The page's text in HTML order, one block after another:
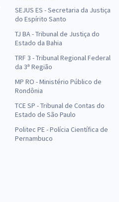
SEJUS ES - Secretaria da Justiça
do Espírito Santo
TJ BA - Tribunal de Justiça do
Estado da Bahia
TRF 3 - Tribunal Regional Federal
da 3ª Região
MP RO - Ministério Público de
Rondônia
TCE SP - Tribunal de Contas do
Estado de São Paulo
Politec PE - Polícia Científica de
Pernambuco